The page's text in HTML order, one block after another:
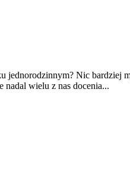
jednorodzinnym? Nic
nadal wielu z nas docenia...